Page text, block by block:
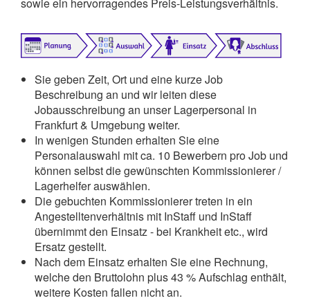
Sie geben Zeit, Ort und eine kurze Job
Beschreibung an und wir leiten diese
Jobausschreibung an unser Lagerpersonal in
Frankfurt & Umgebung weiter.
In wenigen Stunden erhalten Sie eine
Personalauswahl mit ca. 10 Bewerbern pro Job und
können selbst die gewünschten Kommissionierer /
Lagerhelfer auswählen.
Die gebuchten Kommissionierer treten in ein
Angestelltenverhältnis mit InStaff und InStaff
übernimmt den Einsatz - bei Krankheit etc., wird
Ersatz gestellt.
Nach dem Einsatz erhalten Sie eine Rechnung,
welche den Bruttolohn plus 43 % Aufschlag enthält,
weitere Kosten fallen nicht an.